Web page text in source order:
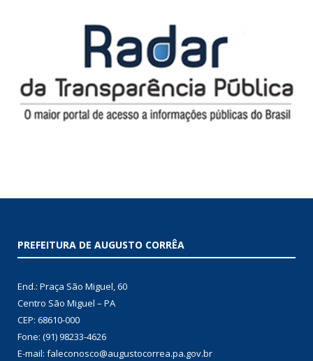
PREFEITURA DE AUGUSTO CORRÊA
End.: Praça São Miguel, 60
Centro São Miguel – PA
CEP: 68610-000
Fone: (91) 98233-4626
E-mail: faleconosco@augustocorrea.pa.gov.br